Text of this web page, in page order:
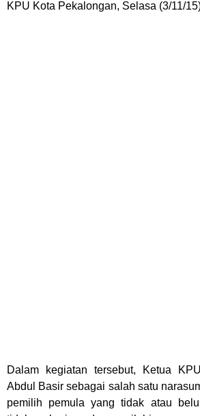
KPU Kota Pekalongan, Selasa (3/11/
Dalam kegiatan tersebut, Ketua
Abdul Basir sebagai salah satu
pemilih pemula yang tidak atau